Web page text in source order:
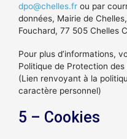
dpo@chelles.fr ou par
données, Mairie de
Fouchard, 77 505 Chelles
Pour plus d’informations,
Politique de Protection
(Lien renvoyant à la
caractère personnel)
5 – Cookies